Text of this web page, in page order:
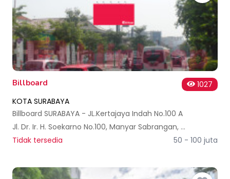
Billboard
1027
KOTA SURABAYA
Billboard SURABAYA - JL.Kertajaya Indah No.100 A
Jl. Dr. Ir. H. Soekarno No.100, Manyar Sabrangan, Kec. Mulyorejo, Kota SBY, Jawa Timur 60116, Indonesia
Tidak tersedia
50 - 100 juta